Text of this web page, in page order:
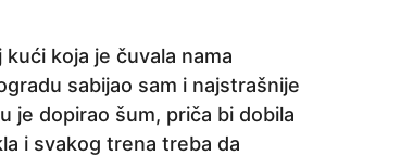
koja je čuvala nama
sabijao sam i najstrašnije
je dopirao šum, priča bi dobila
i svakog trena treba da